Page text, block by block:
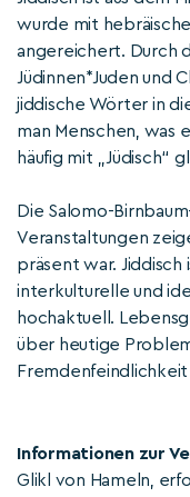
wurde mit
angereichert. Durch
Jüdinnen*Juden und
jiddische Wörter in
man Menschen, was
häufig mit „Jüdisch“
Die Salomo-
Veranstaltungen
präsent war. Jiddisch
interkulturelle und
hochaktuell.
über heutige
Fremdenfeindlichkeit
Informationen zur
Glikl von Hameln,